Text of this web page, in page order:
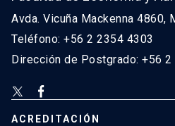
Avda. Vicuña Mackenna 4860,
Teléfono: +56 2 2354 4303
Dirección de Postgrado: +56 2
ACREDITACIÓN